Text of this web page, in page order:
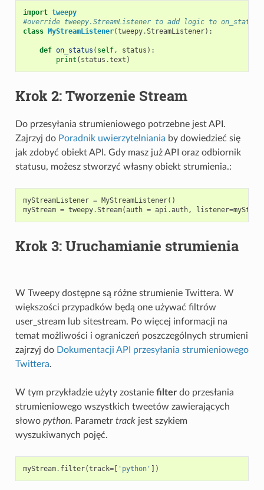
import tweepy
#override tweepy.StreamListener to add logic to on_status
class MyStreamListener(tweepy.StreamListener):
def on_status ( self, status ):
print ( status .text )
Krok 2: Tworzenie Stream
Do przesyłania strumieniowego potrzebne jest API.
Zajrzyj do Poradnik uwierzytelniania by dowiedzieć się
jak zdobyć obiekt API. Gdy masz już API oraz odbiornik
statusu, możesz stworzyć własny obiekt strumienia.:
myStreamListener = MyStreamListener()
myStream = tweepy.Stream(auth = api .auth, listener=
Krok 3: Uruchamianie strumienia
W Tweepy dostępne są różne strumienie Twittera. W
większości przypadków będą one używać filtrów
user_stream lub sitestream. Po więcej informacji na
temat możliwości i ograniczeń poszczególnych strumieni
zajrzyj do Dokumentacji API przesyłania strumieniowego
Twittera.
W tym przykładzie użyty zostanie filterdo przesłania
strumieniowego wszystkich tweetów zawierających
słowo python. Parametr trackjest szykiem
wyszukiwanych pojęć.
myStream. filter(track=[ 'python' ])